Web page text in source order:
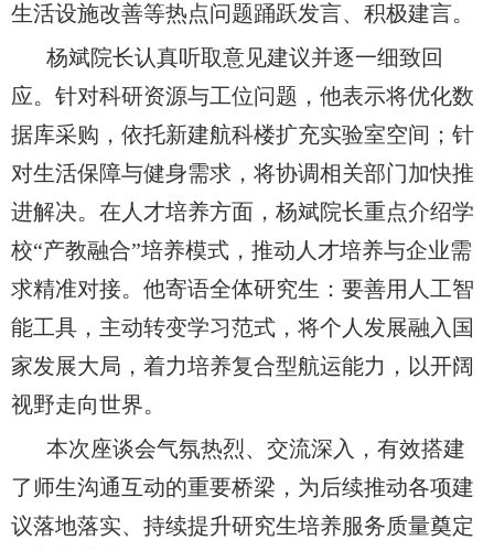
生活设施改善等热点问题踊跃发言、积极建言。
杨斌院长认真听取意见建议并逐一细致回
应。针对科研资源与工位问题，他表示将优化数
据库采购，依托新建航科楼扩充实验室空间；针
对生活保障与健身需求，将协调相关部门加快推
进解决。在人才培养方面，杨斌院长重点介绍学
校“产教融合”培养模式，推动人才培养与企业需
求精准对接。他寄语全体研究生：要善用人工智
能工具，主动转变学习范式，将个人发展融入国
家发展大局，着力培养复合型航运能力，以开阔
视野走向世界。
本次座谈会气氛热烈、交流深入，有效搭建
了师生沟通互动的重要桥梁，为后续推动各项建
议落地落实、持续提升研究生培养服务质量奠定